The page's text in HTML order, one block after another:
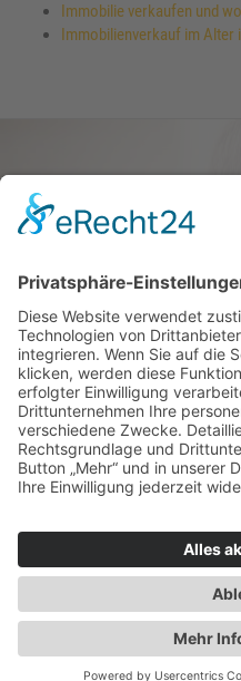
Immobilie verkaufen und
Immobilienverkauf im Alter
wohnen
Verkaufen Sie
darin wohnen.
Jetzt Ermittlung
© 2026 WohnBW